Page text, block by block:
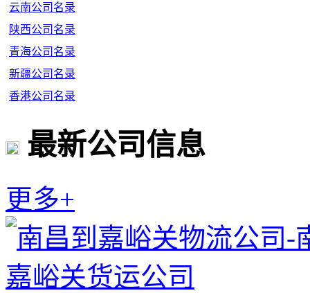
云南公司名录
陕西公司名录
青海公司名录
新疆公司名录
香港公司名录
最新公司信息
更多+